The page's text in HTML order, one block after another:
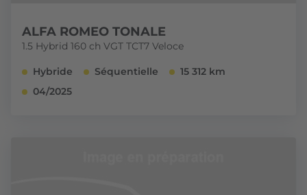
ALFA ROMEO TONALE
1.5 Hybrid 160 ch VGT TCT7 Veloce
Hybride Séquentielle
15 312 km
04/2025